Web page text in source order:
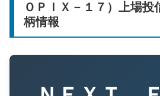
ＯＰＩＸ－１７）上場投
柄情報